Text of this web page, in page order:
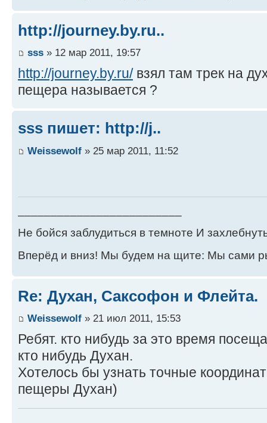
http://journey.by.ru..
sss » 12 мар 2011, 19:57
http://journey.by.ru/взял там трек на
пещера называется ?
sss пишет: http://j..
Weissewolf » 25 мар 2011, 11:52
Не бойся заблудиться в темноте И
Вперёд и вниз! Мы будем на щите: Мы сами
Re: Духан, Саксофон и Флейта.
Weissewolf » 21 июл 2011, 15:53
Ребят. кто нибудь за это время
кто нибудь Духан.
Хотелось бы узнать точные
пещеры Духан)